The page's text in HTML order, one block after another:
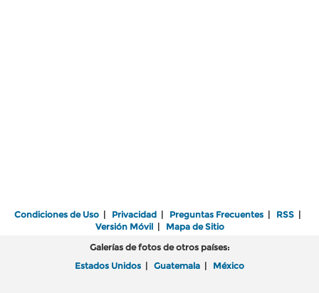
Condiciones de Uso | Privacidad | Preguntas Frecuentes | RSS |
Versión Móvil| Mapa de Sitio
Galerías de fotos de otros países:
Estados Unidos | Guatemala | México